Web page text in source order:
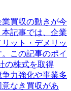
買収の動きが今
記事では、企業
ット・デメリッ
この記事のポイ
の株式を取得
力強化や事業多
なき買収があ